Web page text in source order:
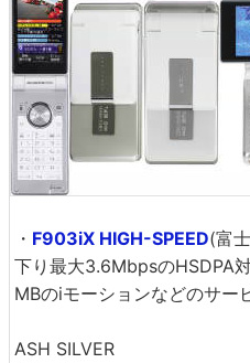
・ F903iX HIGH-SPEED(富
下り最大3.6MbpsのHSDPA
MBのiモーションなどのサー
ASH SILVER